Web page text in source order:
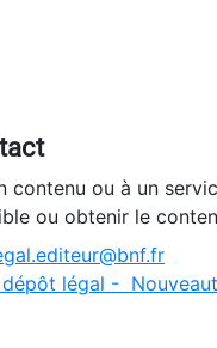
contenu ou à un
ou obtenir le
légal -